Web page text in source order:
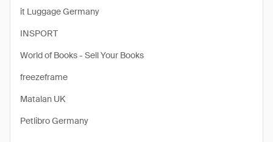
it Luggage Germany
INSPORT
World of Books - Sell Your Books
freezeframe
Matalan UK
Petlibro Germany